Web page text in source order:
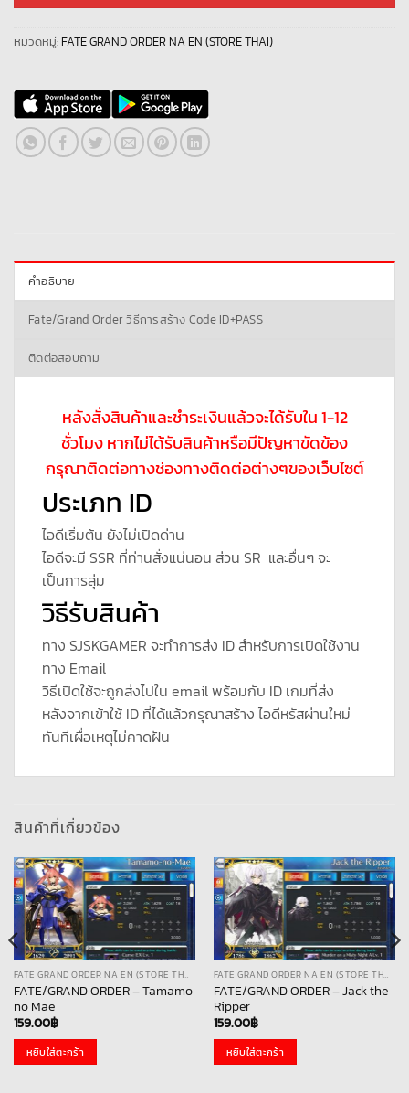
หมวดหมู่: FATE GRAND ORDER NA EN (STORE THAI)
คำอธิบาย
Fate/Grand Order วิธีการสร้าง Code ID+PASS
ติดต่อสอบถาม
หลังสั่งสินค้าและชำระเงินแล้วจะได้รับใน 1-12
ชั่วโมง หากไม่ได้รับสินค้าหรือมีปัญหาขัดข้อง
กรุณาติดต่อทางช่องทางติดต่อต่างๆของเว็บไซต์
ประเภท ID
ไอดีเริ่มต้น ยังไม่เปิดด่าน
ไอดีจะมี SSR ที่ท่านสั่งแน่นอน ส่วน SR และอื่นๆ จะ
เป็นการสุ่ม
วิธีรับสินค้า
ทาง SJSKGAMER จะทำการส่ง ID สำหรับการเปิดใช้งาน
ทาง Email
วิธีเปิดใช้จะถูกส่งไปใน email พร้อมกับ ID เกมที่ส่ง
หลังจากเข้าใช้ ID ที่ได้แล้วกรุณาสร้าง ไอดีหรัสผ่านใหม่
ทันทีเผื่อเหตุไม่คาดฝัน
สินค้าที่เกี่ยวข้อง
FATE GRAND ORDER NA EN (STORE THAI)
FATE/GRAND ORDER – Tamamo
no Mae
159.00฿
หยิบใส่ตะกร้า
FATE GRAND ORDER NA EN (STORE THAI)
FATE/GRAND ORDER – Jack the
Ripper
159.00฿
หยิบใส่ตะกร้า